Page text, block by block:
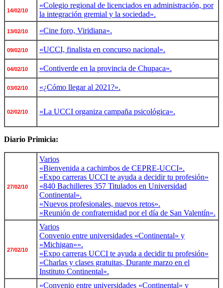
14/02/10
«Colegio regional de licenciados en administración, por
la integración gremial y la sociedad».
13/02/10 «Cine foro, Viridiana».
09/02/10 «UCCI, finalista en concurso nacional».
04/02/10 «Contiverde en la provincia de Chupaca».
03/02/10 «¿Cómo llegar al 2021?».
02/02/10 «La UCCI organiza campaña psicológica».
Diario Primicia:
27/02/10
Varios
«Bienvenida a cachimbos de CEPRE-UCCI».
«Expo carreras UCCI te ayuda a decidir tu profesión»
«840 Bachilleres 357 Titulados en Universidad
Continental».
«Nuevos profesionales, nuevos retos».
«Reunión de confraternidad por el día de San Valentín».
27/02/10
Varios
Convenio entre universidades «Continental» y
«Michigan»».
«Expo carreras UCCI te ayuda a decidir tu profesión»
«Charlas y clases gratuitas, Durante marzo en el
Instituto Continental».
«Convenio entre universidades «Continental» y